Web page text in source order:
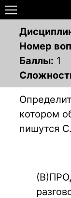
Номер
Баллы: 1
котором
пишутся